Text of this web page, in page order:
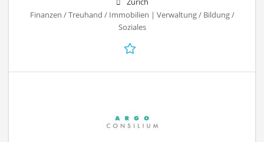
Finanzen / Treuhand / Immobilien | Verwaltung / Bildung /
Soziales